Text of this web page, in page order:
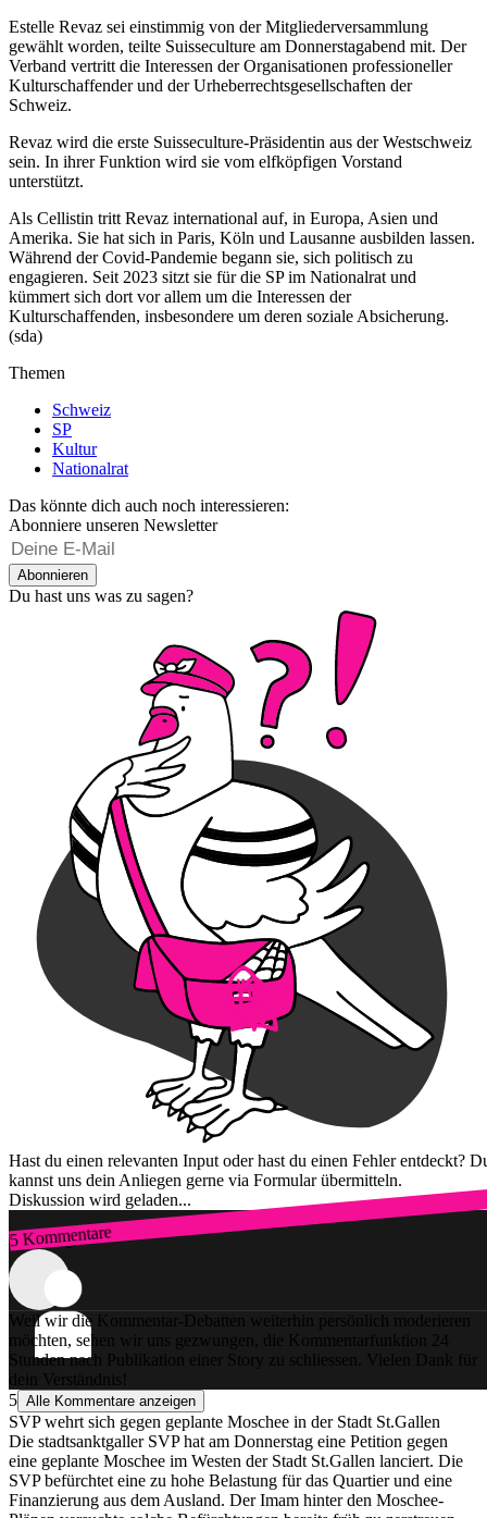
Estelle Revaz sei einstimmig von der Mitgliederversammlung
gewählt worden, teilte Suisseculture am Donnerstagabend mit. Der
Verband vertritt die Interessen der Organisationen professioneller
Kulturschaffender und der Urheberrechtsgesellschaften der
Schweiz.
Revaz wird die erste Suisseculture-Präsidentin aus der Westschweiz
sein. In ihrer Funktion wird sie vom elfköpfigen Vorstand
unterstützt.
Als Cellistin tritt Revaz international auf, in Europa, Asien und
Amerika. Sie hat sich in Paris, Köln und Lausanne ausbilden lassen.
Während der Covid-Pandemie begann sie, sich politisch zu
engagieren. Seit 2023 sitzt sie für die SP im Nationalrat und
kümmert sich dort vor allem um die Interessen der
Kulturschaffenden, insbesondere um deren soziale Absicherung.
(sda)
Themen
Schweiz
SP
Kultur
Nationalrat
Das könnte dich auch noch interessieren:
Abonniere unseren Newsletter
Abonnieren
Du hast uns was zu sagen?
Hast du einen relevanten Input oder hast du einen Fehler entdeckt?
kannst uns dein Anliegen gerne via Formular übermitteln.
Diskussion wird geladen...
5 Kommentare
Zum Login
Weil wir die Kommentar-Debatten weiterhin persönlich moderieren
möchten, sehen wir uns gezwungen, die Kommentarfunktion 24
Stunden nach Publikation einer Story zu schliessen. Vielen Dank für
dein Verständnis!
5 Alle Kommentare anzeigen
SVP wehrt sich gegen geplante Moschee in der Stadt St.Gallen
Die stadtsanktgaller SVP hat am Donnerstag eine Petition gegen
eine geplante Moschee im Westen der Stadt St.Gallen lanciert. Die
SVP befürchtet eine zu hohe Belastung für das Quartier und eine
Finanzierung aus dem Ausland. Der Imam hinter den Moschee-